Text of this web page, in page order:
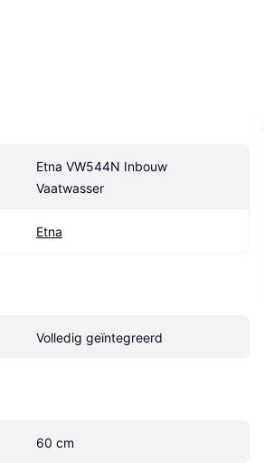
Etna VW544N Inbouw
Vaatwasser
Etna
Volledig geïntegreerd
60 cm